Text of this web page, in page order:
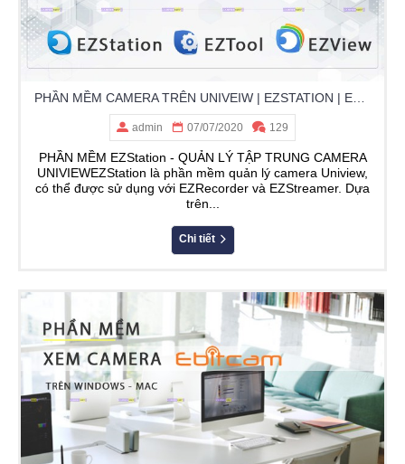
admin 07/07/2020 129
PHẦN MỀM EZStation - QUẢN LÝ TẬP TRUNG CAMERA
UNIVIEWEZStation là phần mềm quản lý camera Uniview,
có thể được sử dụng với EZRecorder và EZStreamer. Dựa
trên...
Chi tiết